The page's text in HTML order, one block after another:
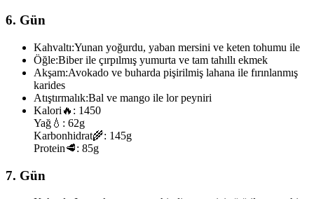
6. Gün
Kahvaltı:Yunan yoğurdu, yaban mersini ve keten tohumu ile
Öğle:Biber ile çırpılmış yumurta ve tam tahıllı ekmek
Akşam:Avokado ve buharda pişirilmiş lahana ile fırınlanmış
karides
Atıştırmalık:Bal ve mango ile lor peyniri
Kalori 🔥: 1450
Yağ 💧: 62g
Karbonhidrat🌾: 145g
Protein🥩: 85g
7. Gün